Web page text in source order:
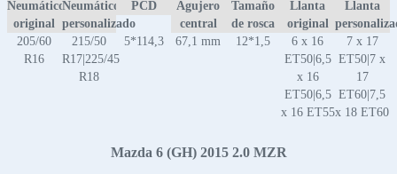
Neumático
original
Neumático
personalizado
PCD
Agujero
central
Tamaño
de rosca
Llanta
original
Llanta
205/60
R16
215/50
R17|225/45
R18
5*114,3 67,1 mm 12*1,5
6 x 16
ET50|6,5
x 16
ET50|6,5
x 16 ET55
7 x 17
ET50|7 x
17
ET60|7,5
x 18 ET60
Mazda 6 (GH) 2015 2.0 MZR